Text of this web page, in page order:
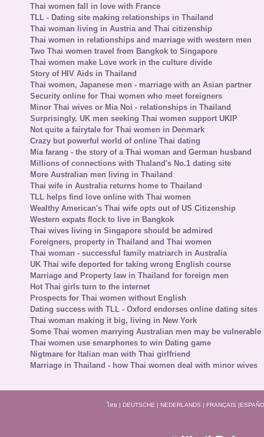
Thai women fall in love with France
TLL - Dating site making relationships in Thailand
Thai woman living in Austria and Thai citizenship
Thai women in relationships and marriage with western men
Two Thai women travel from Bangkok to Singapore
Thai women make Love work in the culture divide
Story of HIV Aids in Thailand
Thai women, Japanese men - marriage with an Asian partner
Security online for Thai women who meet foreigners
Minor Thai wives or Mia Noi - relationships in Thailand
Surprisingly, UK men seeking Thai women support UKIP
Not quite a fairytale for Thai women in Denmark
Crazy but powerful world of online Thai dating
Mia farang - the story of a Thai woman and German husband
Millions of connections with Thaland's No.1 dating site
More Australian men living in Thailand
Thai wife in Australia returns home to Thailand
TLL helps find love online with Thai women
Wealthy American's Thai wife opts out of US Citizenship
Western expats flock to live in Bangkok
Thai wives living in Singapore should be admired
Foreigners, property in Thailand and Thai women
Thai woman - successful family matriarch in Australia
UK Thai wife deported for taking wrong English course
Marriage and Property law in Thailand for foreign men
Hot Thai girls turn to the internet
Prospects for Thai women without English
Dating success with TLL - Oxford endorses online dating sites
Thai woman making it big, living in New York
Some Thai women marrying Australian men may be vulnerable
Thai women use smarphones to win Dating game
Nigtmare for Italian man with Thai girlfriend
Marriage in Thailand - how Thai women deal with minor wives
ไทย | DEUTSCHE | NEDERLANDS | FRANÇAIS |